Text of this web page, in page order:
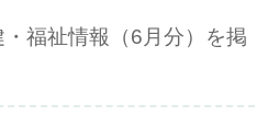
福祉情報（6月分）を掲